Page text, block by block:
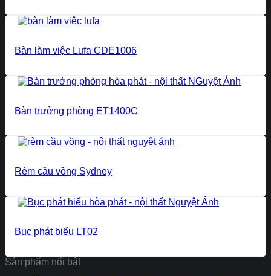
Bàn làm việc Lufa CDE1006
Bàn trưởng phòng ET1400C
Rèm cầu vồng Sydney
Bục phát biểu LT02
Sản phẩm nổi bật